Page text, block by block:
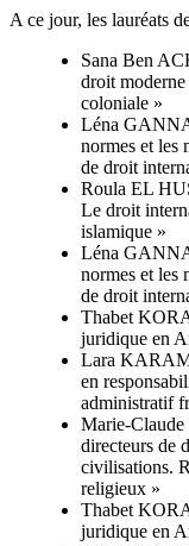
A ce jour, les lauréats
Sana Ben
droit
coloniale »
Léna
normes et les
de droit
Roula EL
Le droit
islamique »
Léna
normes et les
de droit
Thabet
juridique en
Lara
en
administratif
Marie-
directeurs de
civilisations.
religieux »
Thabet
juridique en